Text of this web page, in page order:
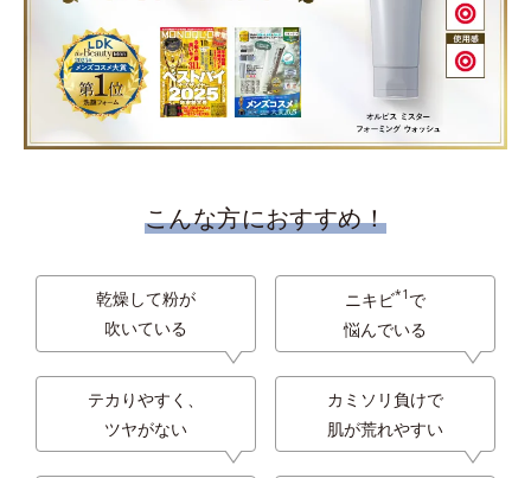
こんな方におすすめ！
乾燥して粉が
吹いている
ニキビ*1 で
悩んでいる
テカりやすく、
ツヤがない
カミソリ負けで
肌が荒れやすい